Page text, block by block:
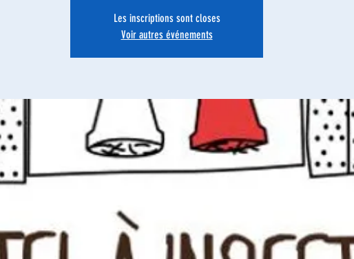
Les inscriptions sont closes
Voir autres événements